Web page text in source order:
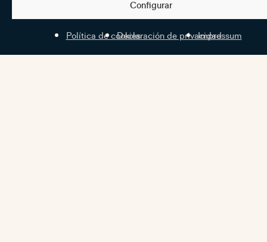
Configurar
Política de cookiesDeclaración de privacidad
Impressum